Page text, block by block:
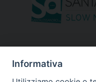
Informativa